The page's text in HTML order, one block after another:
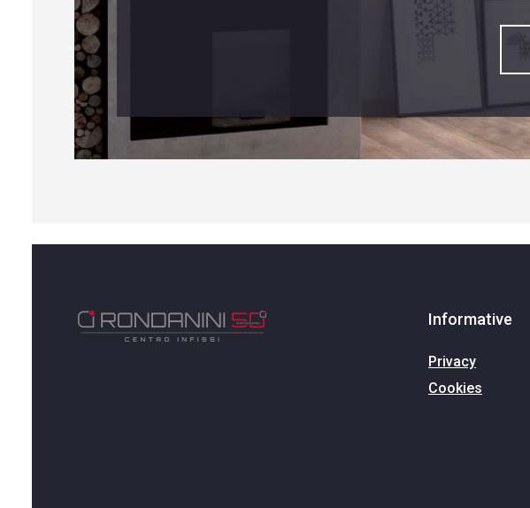
Informative
Privacy
Cookies